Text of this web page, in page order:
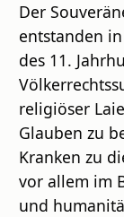
Der
entstanden
des 11.
religiöser
Glauben zu
Kranken zu
vor allem im
und